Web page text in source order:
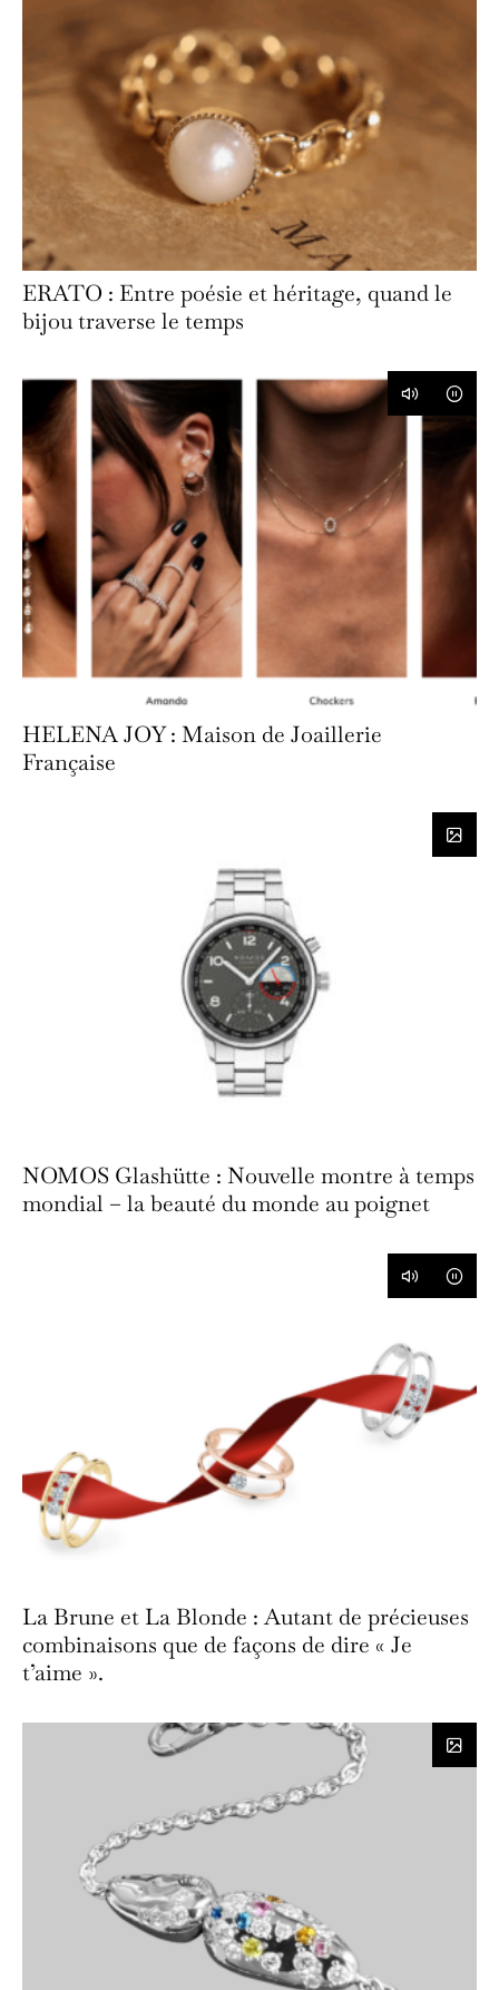
ERATO : Entre poésie et héritage, quand le
bijou traverse le temps
HELENA JOY : Maison de Joaillerie
Française
NOMOS Glashütte : Nouvelle montre à temps
mondial – la beauté du monde au poignet
La Brune et La Blonde : Autant de précieuses
combinaisons que de façons de dire « Je
t’aime ».